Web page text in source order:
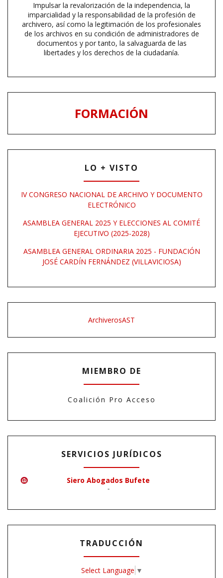
Impulsar la revalorización de la independencia, la
imparcialidad y la responsabilidad de la profesión de
archivero, así como la legitimación de los profesionales
de los archivos en su condición de administradores de
documentos y por tanto, la salvaguarda de las
libertades y los derechos de la ciudadanía.
FORMACIÓN
LO + VISTO
IV CONGRESO NACIONAL DE ARCHIVO Y DOCUMENTO
ELECTRÓNICO
ASAMBLEA GENERAL 2025 Y ELECCIONES AL COMITÉ
EJECUTIVO (2025-2028)
ASAMBLEA GENERAL ORDINARIA 2025 - FUNDACIÓN
JOSÉ CARDÍN FERNÁNDEZ (VILLAVICIOSA)
ArchiverosAST
MIEMBRO DE
Coalición Pro Acceso
SERVICIOS JURÍDICOS
Siero Abogados Bufete
-
TRADUCCIÓN
Select Language ▼